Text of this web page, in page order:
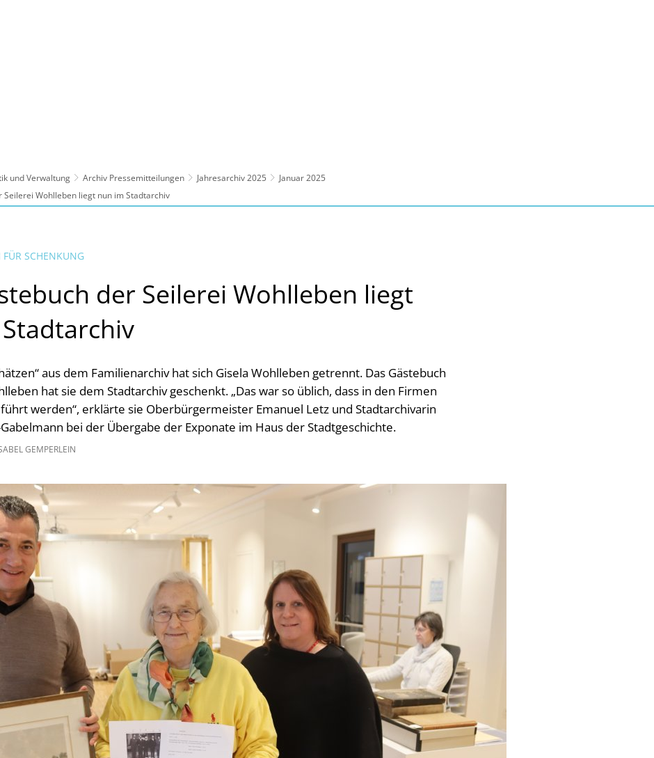
und Verwaltung Archiv Pressemitteilungen Jahresarchiv 2025
Januar 2025
Seilerei Wohlleben liegt nun im Stadtarchiv
SCHENKUNG
der Seilerei Wohlleben liegt
aus dem Familienarchiv hat sich Gisela Wohlleben getrennt. Das Gästebuch
hat sie dem Stadtarchiv geschenkt. „Das war so üblich, dass in den Firmen
werden“, erklärte sie Oberbürgermeister Emanuel Letz und Stadtarchivarin
bei der Übergabe der Exponate im Haus der Stadtgeschichte.
GEMPERLEIN